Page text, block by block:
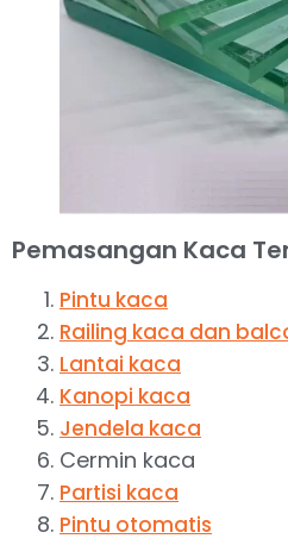
Pemasangan Kaca
Pintu kaca
Railing kaca dan
Lantai kaca
Kanopi kaca
Jendela kaca
Cermin kaca
Partisi kaca
Pintu otomatis